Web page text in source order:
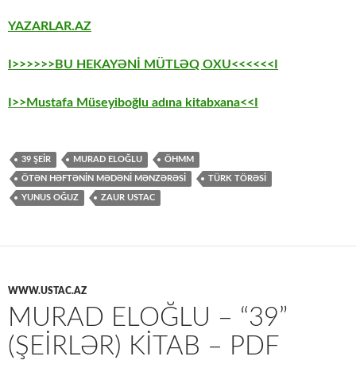
YAZARLAR.AZ
I>>>>>>BU HEKAYƏNİ MÜTLƏQ OXU<<<<<<I
I>>Mustafa Müseyiboğlu adına kitabxana<<I
39 ŞEİR MURAD ELOĞLU ÖHMM
ÖTƏN HƏFTƏNIN MƏDƏNI MƏNZƏRƏSI TÜRK TÖRƏSİ
YUNUS OĞUZ ZAUR USTAC
WWW.USTAC.AZ
MURAD ELOĞLU – “39”
(ŞEIRLƏR) KITAB – PDF